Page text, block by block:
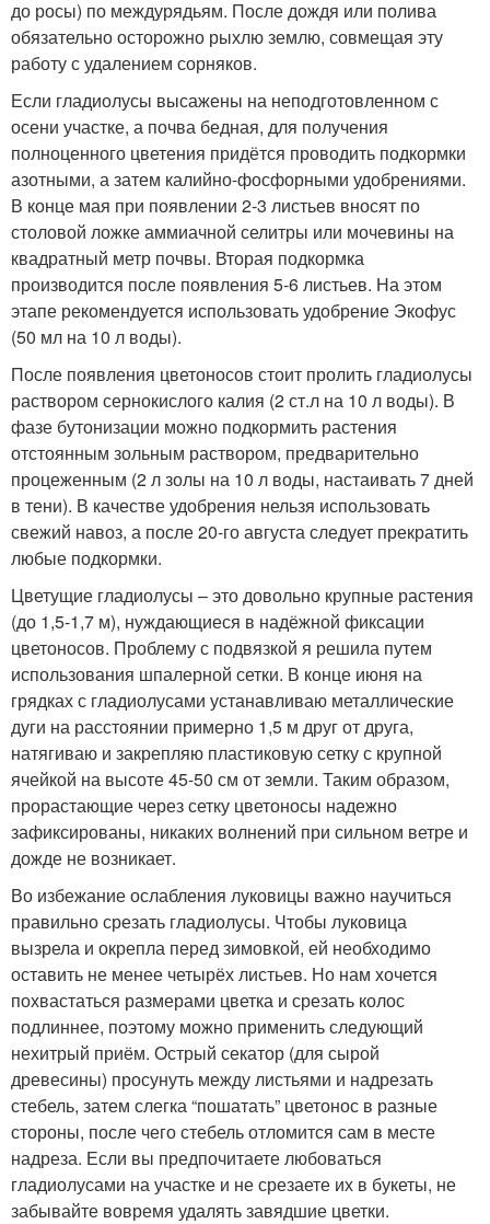
до росы) по междурядьям. После дождя или полива
обязательно осторожно рыхлю землю, совмещая эту
работу с удалением сорняков.
Если гладиолусы высажены на неподготовленном с
осени участке, а почва бедная, для получения
полноценного цветения придётся проводить подкормки
азотными, а затем калийно-фосфорными удобрениями.
В конце мая при появлении 2-3 листьев вносят по
столовой ложке аммиачной селитры или мочевины на
квадратный метр почвы. Вторая подкормка
производится после появления 5-6 листьев. На этом
этапе рекомендуется использовать удобрение Экофус
(50 мл на 10 л воды).
После появления цветоносов стоит пролить гладиолусы
раствором сернокислого калия (2 ст.л на 10 л воды). В
фазе бутонизации можно подкормить растения
отстоянным зольным раствором, предварительно
процеженным (2 л золы на 10 л воды, настаивать 7 дней
в тени). В качестве удобрения нельзя использовать
свежий навоз, а после 20-го августа следует прекратить
любые подкормки.
Цветущие гладиолусы – это довольно крупные растения
(до 1,5-1,7 м), нуждающиеся в надёжной фиксации
цветоносов. Проблему с подвязкой я решила путем
использования шпалерной сетки. В конце июня на
грядках с гладиолусами устанавливаю металлические
дуги на расстоянии примерно 1,5 м друг от друга,
натягиваю и закрепляю пластиковую сетку с крупной
ячейкой на высоте 45-50 см от земли. Таким образом,
прорастающие через сетку цветоносы надежно
зафиксированы, никаких волнений при сильном ветре и
дожде не возникает.
Во избежание ослабления луковицы важно научиться
правильно срезать гладиолусы. Чтобы луковица
вызрела и окрепла перед зимовкой, ей необходимо
оставить не менее четырёх листьев. Но нам хочется
похвастаться размерами цветка и срезать колос
подлиннее, поэтому можно применить следующий
нехитрый приём. Острый секатор (для сырой
древесины) просунуть между листьями и надрезать
стебель, затем слегка “пошатать” цветонос в разные
стороны, после чего стебель отломится сам в месте
надреза. Если вы предпочитаете любоваться
гладиолусами на участке и не срезаете их в букеты, не
забывайте вовремя удалять завядшие цветки.